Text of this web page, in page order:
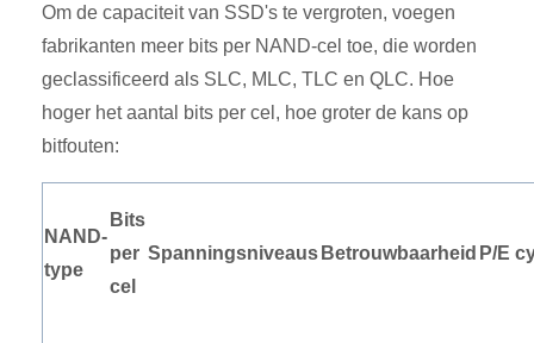
Om de capaciteit van SSD's te vergroten, voegen
fabrikanten meer bits per NAND-cel toe, die worden
geclassificeerd als SLC, MLC, TLC en QLC. Hoe
hoger het aantal bits per cel, hoe groter de kans op
bitfouten:
NAND-
type
Bits
per
cel
Spanningsniveaus Betrouwbaarheid P/E